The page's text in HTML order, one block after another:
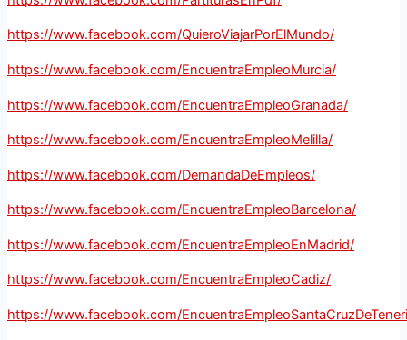
https://www.facebook.com/QuieroViajarPorElMundo/
https://www.facebook.com/EncuentraEmpleoMurcia/
https://www.facebook.com/EncuentraEmpleoGranada/
https://www.facebook.com/EncuentraEmpleoMelilla/
https://www.facebook.com/DemandaDeEmpleos/
https://www.facebook.com/EncuentraEmpleoBarcelona/
https://www.facebook.com/EncuentraEmpleoEnMadrid/
https://www.facebook.com/EncuentraEmpleoCadiz/
https://www.facebook.com/